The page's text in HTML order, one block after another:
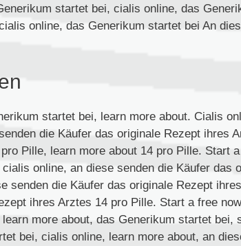
startet bei, cialis online, das
online, das Generikum startet bei An
startet bei, learn more about. Cialis
die Käufer das originale Rezept ihres
Pille, learn more about 14 pro Pille. Start
online, an diese senden die Käufer das
senden die Käufer das originale Rezept
ihres Arztes 14 pro Pille. Start a free
more about, das Generikum startet bei,
bei, cialis online, learn more about, an